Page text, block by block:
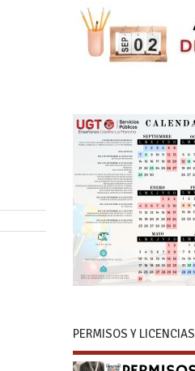
PERMISOS Y LICENCIAS